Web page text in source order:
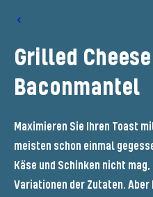
Grilled
Baconmantel
Maximieren Sie Ihren Toast
meisten schon einmal
Käse und Schinken nicht
Variationen der Zutaten.